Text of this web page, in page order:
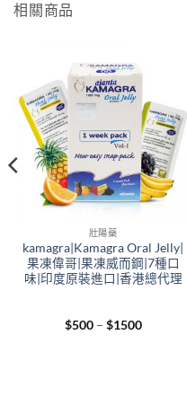
相關商品
壯陽藥
kamagra|Kamagra Oral Jelly|
果凍偉哥|果凍威而鋼|7種口
味|印度原裝進口|香港總代理
$500 – $1500Price